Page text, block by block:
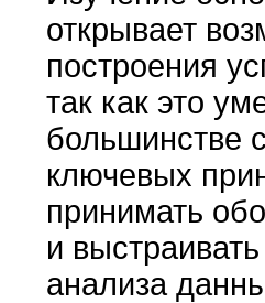
открывает
построения
так как это
большинстве
ключевых
принимать
и
анализа